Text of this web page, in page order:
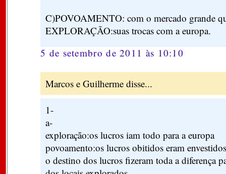
C)POVOAMENTO: com o mercado grande
EXPLORAÇÃO:suas trocas com a europa.
5 de setembro de 2011 às 10:10
Marcos e Guilherme disse...
1-
a-
exploração:os lucros iam todo para a europa
povoamento:os lucros obitidos eram
o destino dos lucros fizeram toda a diferença